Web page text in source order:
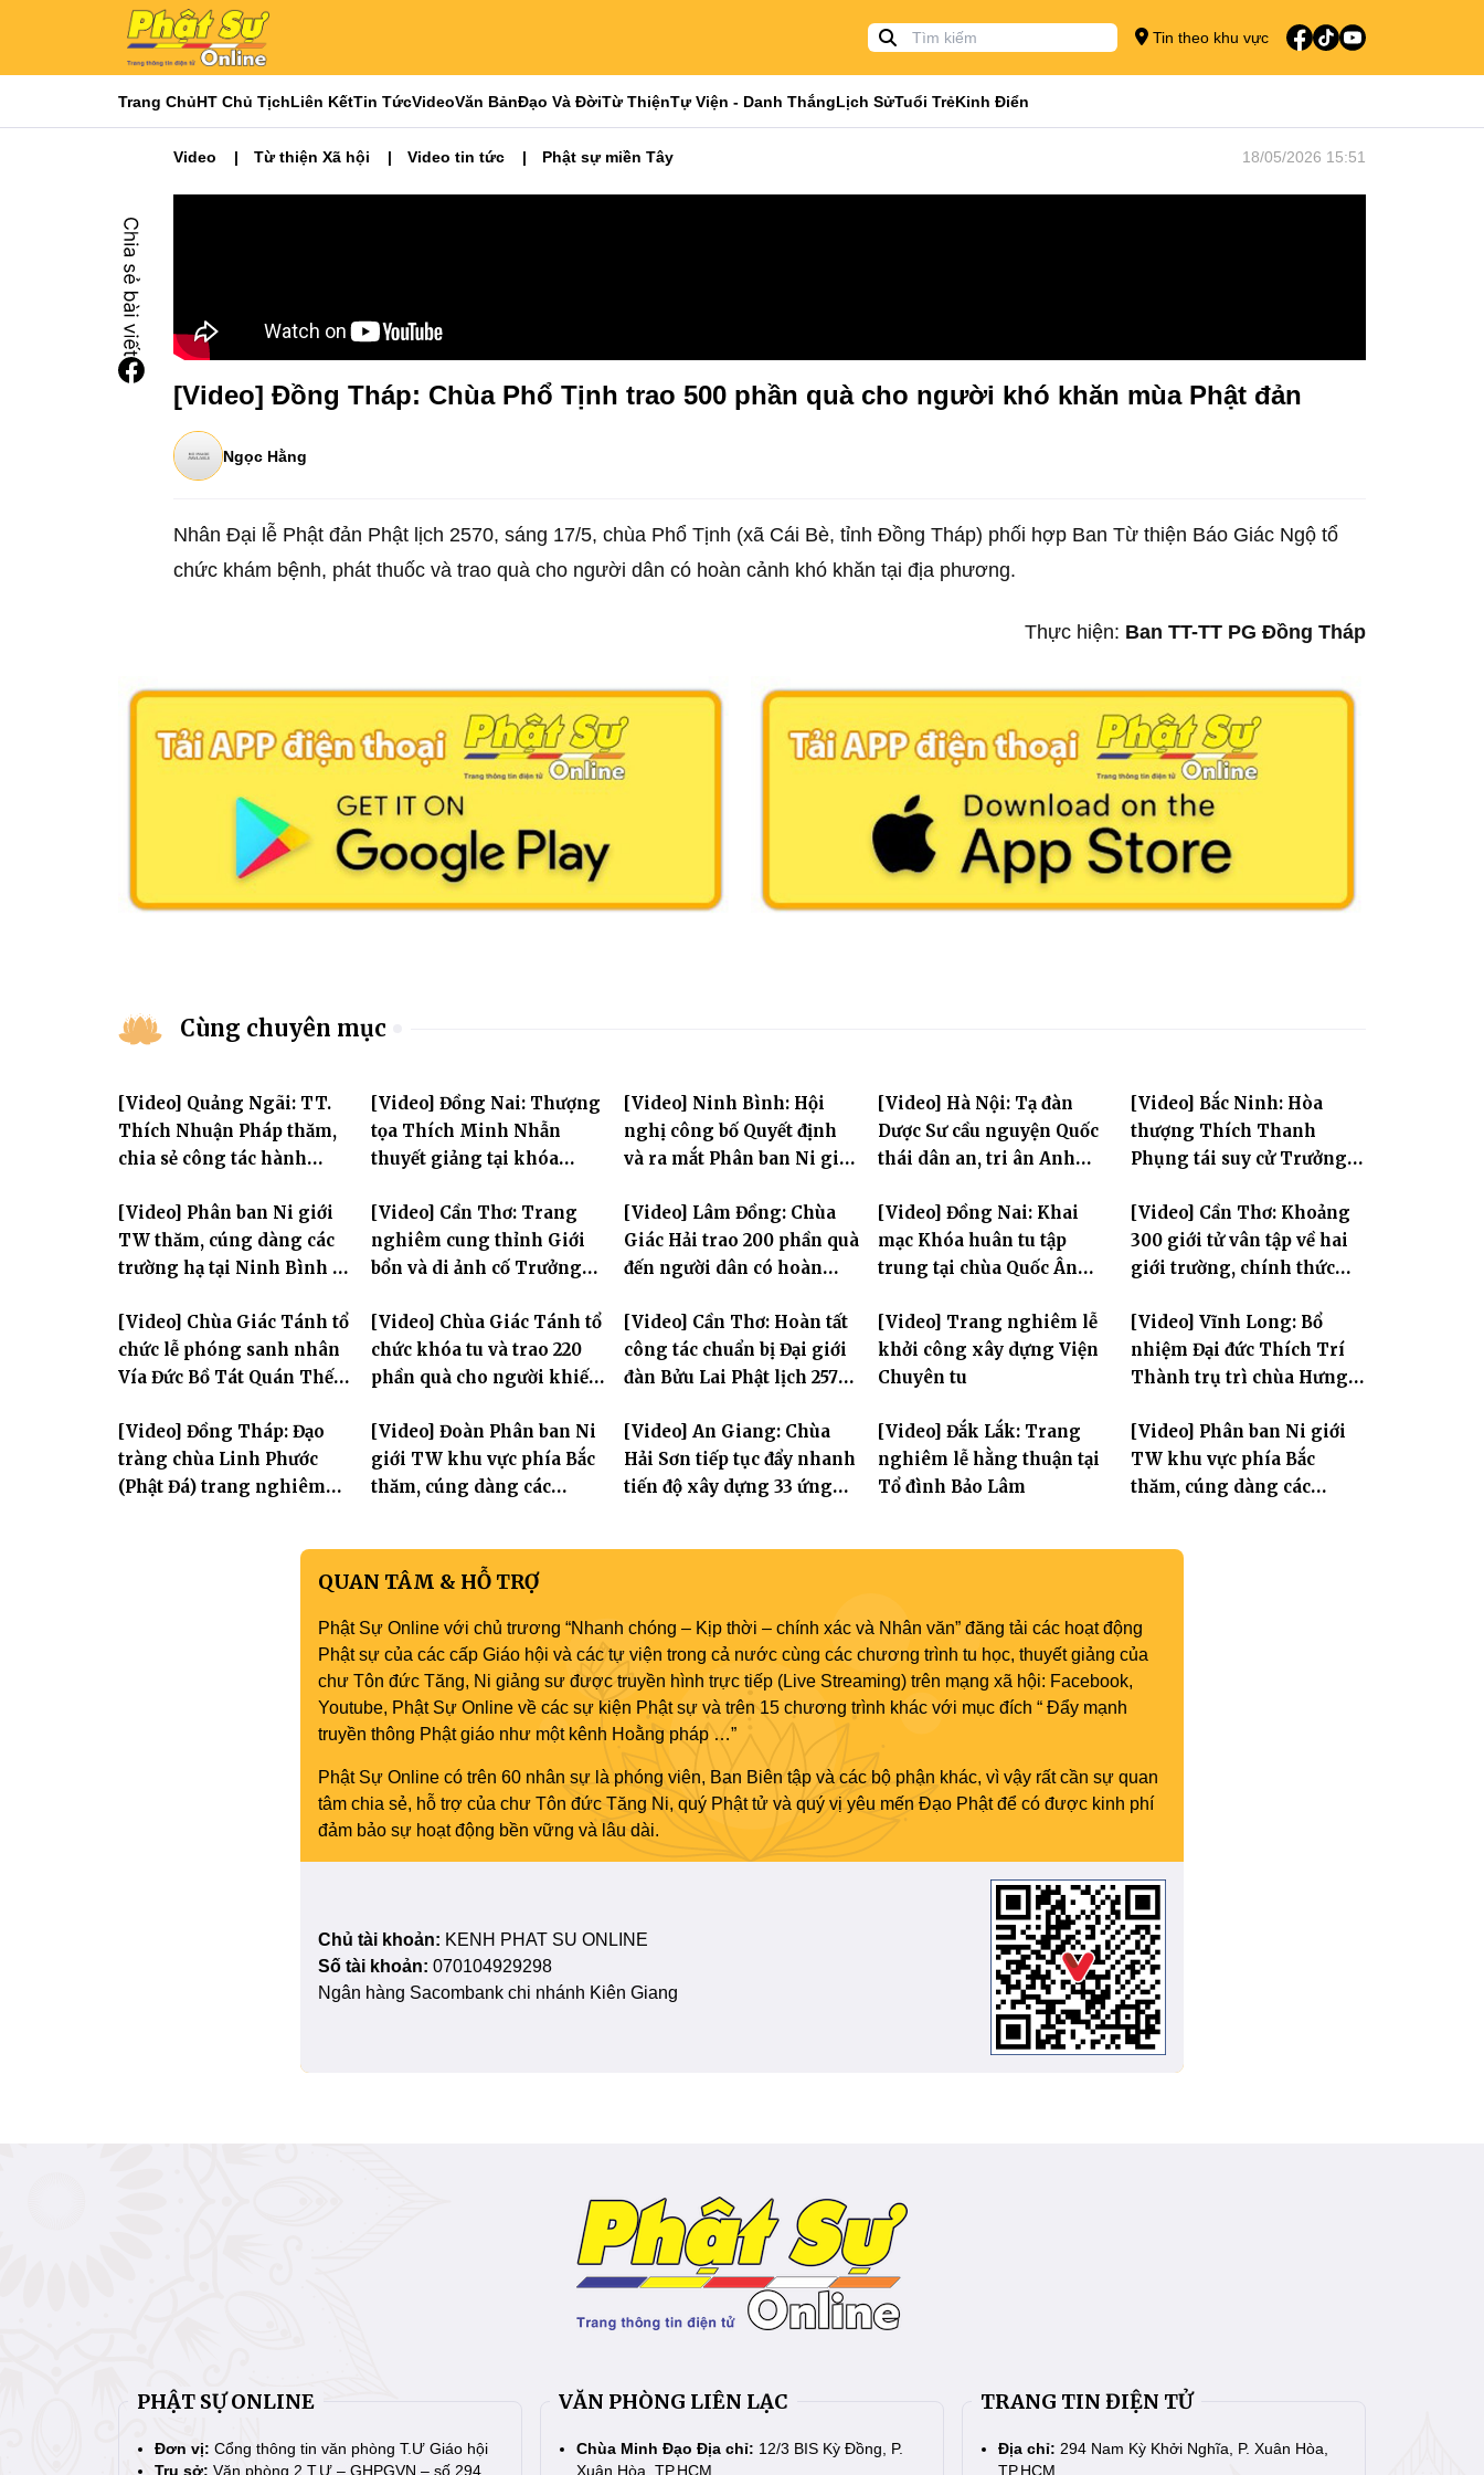
Tin theo khu vực
Trang ChủHT Chủ TịchLiên KếtTin TứcVideoVăn BảnĐạo Và ĐờiTừ ThiệnTự Viện - Danh ThắngLịch SửTuổi TrẻKinh Điển
Video Từ thiện Xã hội Video tin tức Phật sự miền Tây 18/05/2026 15:51
[Video] Đồng Tháp: Chùa Phổ Tịnh trao 500 phần quà cho người khó khăn mùa Phật đản
Ngọc Hằng
Nhân Đại lễ Phật đản Phật lịch 2570, sáng 17/5, chùa Phổ Tịnh (xã Cái Bè, tỉnh Đồng Tháp) phối hợp Ban Từ thiện Báo Giác Ngộ tổ
chức khám bệnh, phát thuốc và trao quà cho người dân có hoàn cảnh khó khăn tại địa phương.
Thực hiện: Ban TT-TT PG Đồng Tháp
Cùng chuyên mục
[Video] Quảng Ngãi: TT.
Thích Nhuận Pháp thăm,
chia sẻ công tác hành
chư hành giả Ni
[Video] Đồng Nai: Thượng
tọa Thích Minh Nhẫn
thuyết giảng tại khóa
[Video] Ninh Bình: Hội
nghị công bố Quyết định
và ra mắt Phân ban Ni giới
[Video] Hà Nội: Tạ đàn
Dược Sư cầu nguyện Quốc
thái dân an, tri ân Anh
[Video] Bắc Ninh: Hòa
thượng Thích Thanh
Phụng tái suy cử Trưởng
[Video] Phân ban Ni giới
TW thăm, cúng dàng các
trường hạ tại Ninh Bình và
thần hộ trì Tam bảo
[Video] Cần Thơ: Trang
nghiêm cung thỉnh Giới
bổn và di ảnh cố Trưởng
Tôn hiệu Đại giới đàn – về
hai giới trường
[Video] Lâm Đồng: Chùa
Giác Hải trao 200 phần quà
đến người dân có hoàn
Dương
[Video] Đồng Nai: Khai
mạc Khóa huân tu tập
trung tại chùa Quốc Ân
[Video] Cần Thơ: Khoảng
300 giới tử vân tập về hai
giới trường, chính thức
đàn Bửu Lai PL.2570
[Video] Chùa Giác Tánh tổ
chức lễ phóng sanh nhân
Vía Đức Bồ Tát Quán Thế
[Video] Chùa Giác Tánh tổ
chức khóa tu và trao 220
phần quà cho người khiếm
[Video] Cần Thơ: Hoàn tất
công tác chuẩn bị Đại giới
đàn Bửu Lai Phật lịch 2570,
đăng đàn cầu giới
[Video] Trang nghiêm lễ
khởi công xây dựng Viện
Chuyên tu
[Video] Vĩnh Long: Bổ
nhiệm Đại đức Thích Trí
Thành trụ trì chùa Hưng
[Video] Đồng Tháp: Đạo
tràng chùa Linh Phước
(Phật Đá) trang nghiêm
[Video] Đoàn Phân ban Ni
giới TW khu vực phía Bắc
thăm, cúng dàng các
[Video] An Giang: Chùa
Hải Sơn tiếp tục đẩy nhanh
tiến độ xây dựng 33 ứng
[Video] Đắk Lắk: Trang
nghiêm lễ hằng thuận tại
Tổ đình Bảo Lâm
[Video] Phân ban Ni giới
TW khu vực phía Bắc
thăm, cúng dàng các
QUAN TÂM & HỖ TRỢ
Phật Sự Online với chủ trương “Nhanh chóng – Kịp thời – chính xác và Nhân văn” đăng tải các hoạt động
Phật sự của các cấp Giáo hội và các tự viện trong cả nước cùng các chương trình tu học, thuyết giảng của
chư Tôn đức Tăng, Ni giảng sư được truyền hình trực tiếp (Live Streaming) trên mạng xã hội: Facebook,
Youtube, Phật Sự Online về các sự kiện Phật sự và trên 15 chương trình khác với mục đích “ Đẩy mạnh
truyền thông Phật giáo như một kênh Hoằng pháp …”
Phật Sự Online có trên 60 nhân sự là phóng viên, Ban Biên tập và các bộ phận khác, vì vậy rất cần sự quan
tâm chia sẻ, hỗ trợ của chư Tôn đức Tăng Ni, quý Phật tử và quý vị yêu mến Đạo Phật để có được kinh phí
đảm bảo sự hoạt động bền vững và lâu dài.
Chủ tài khoản: KENH PHAT SU ONLINE
Số tài khoản: 070104929298
Ngân hàng Sacombank chi nhánh Kiên Giang
PHẬT SỰ ONLINE
Đơn vị: Cổng thông tin văn phòng T.Ư Giáo hội
Trụ sở: Văn phòng 2 T.Ư – GHPGVN – số 294
VĂN PHÒNG LIÊN LẠC
Chùa Minh Đạo Địa chỉ: 12/3 BIS Kỳ Đồng, P.
Xuân Hòa, TP.HCM
TRANG TIN ĐIỆN TỬ
Địa chỉ: 294 Nam Kỳ Khởi Nghĩa, P. Xuân Hòa,
TP.HCM